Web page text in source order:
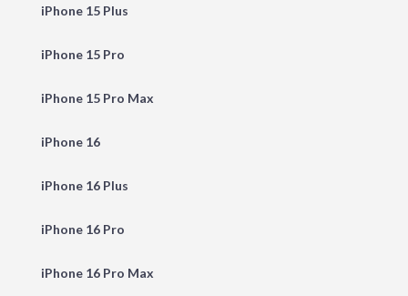
iPhone 15 Plus
iPhone 15 Pro
iPhone 15 Pro Max
iPhone 16
iPhone 16 Plus
iPhone 16 Pro
iPhone 16 Pro Max